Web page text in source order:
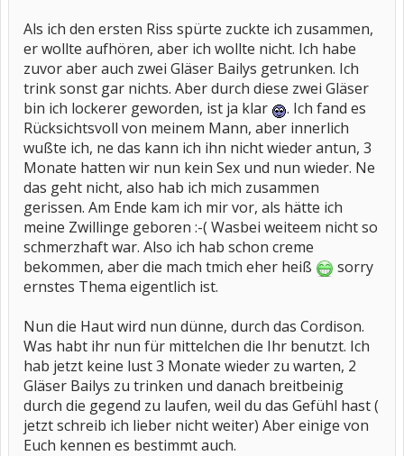
Als ich den ersten Riss spürte zuckte ich zusammen,
er wollte aufhören, aber ich wollte nicht. Ich habe
zuvor aber auch zwei Gläser Bailys getrunken. Ich
trink sonst gar nichts. Aber durch diese zwei Gläser
bin ich lockerer geworden, ist ja klar
. Ich fand es
Rücksichtsvoll von meinem Mann, aber innerlich
wußte ich, ne das kann ich ihn nicht wieder antun, 3
Monate hatten wir nun kein Sex und nun wieder. Ne
das geht nicht, also hab ich mich zusammen
gerissen. Am Ende kam ich mir vor, als hätte ich
meine Zwillinge geboren :-( Wasbei weiteem nicht so
schmerzhaft war. Also ich hab schon creme
bekommen, aber die mach tmich eher heiß
sorry
ernstes Thema eigentlich ist.
Nun die Haut wird nun dünne, durch das Cordison.
Was habt ihr nun für mittelchen die Ihr benutzt. Ich
hab jetzt keine lust 3 Monate wieder zu warten, 2
Gläser Bailys zu trinken und danach breitbeinig
durch die gegend zu laufen, weil du das Gefühl hast (
jetzt schreib ich lieber nicht weiter) Aber einige von
Euch kennen es bestimmt auch.